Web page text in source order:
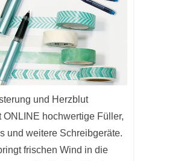
und Herzblut
ONLINE hochwertige Füller,
und weitere Schreibgeräte.
frischen Wind in die